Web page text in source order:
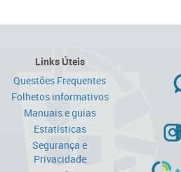
Links Úteis
Questões Frequentes
Folhetos informativos
Manuais e guias
Estatísticas
Segurança e
Privacidade